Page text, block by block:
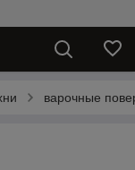
варочные